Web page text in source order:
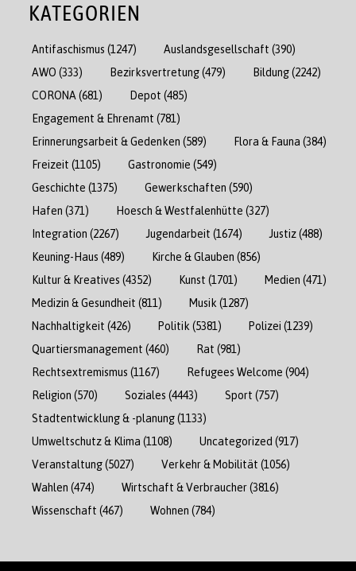
KATEGORIEN
Antifaschismus (1247) Auslandsgesellschaft (390)
AWO (333) Bezirksvertretung(479) Bildung(2242)
CORONA (681) Depot (485)
Engagement & Ehrenamt (781)
Erinnerungsarbeit & Gedenken (589) Flora & Fauna (384)
Freizeit (1105) Gastronomie (549)
Geschichte (1375) Gewerkschaften (590)
Hafen (371) Hoesch & Westfalenhütte (327)
Integration (2267) Jugendarbeit (1674) Justiz(488)
Keuning-Haus (489) Kirche & Glauben (856)
Kultur & Kreatives (4352) Kunst (1701) Medien (471)
Medizin & Gesundheit (811) Musik (1287)
Nachhaltigkeit (426) Politik (5381) Polizei (1239)
Quartiersmanagement (460) Rat (981)
Rechtsextremismus (1167) Refugees Welcome (904)
Religion (570) Soziales (4443) Sport (757)
Stadtentwicklung & -planung(1133)
Umweltschutz & Klima (1108) Uncategorized (917)
Veranstaltung(5027) Verkehr & Mobilität (1056)
Wahlen (474) Wirtschaft & Verbraucher(3816)
Wissenschaft (467) Wohnen (784)